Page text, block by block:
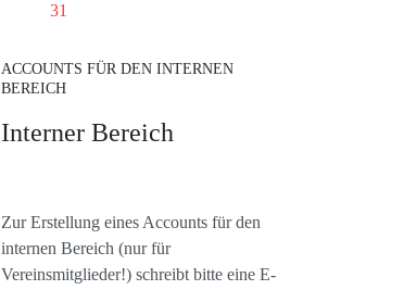
31
ACCOUNTS FÜR DEN INTERNEN
BEREICH
Interner Bereich
Zur Erstellung eines Accounts für den
internen Bereich (nur für
Vereinsmitglieder!) schreibt bitte eine E-